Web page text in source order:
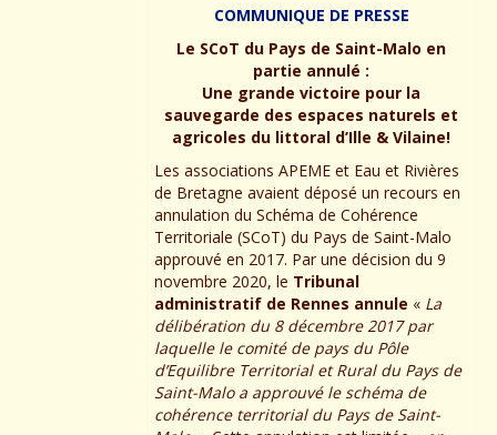
COMMUNIQUE DE PRESSE
Le SCoT du Pays de Saint-Malo en
partie annulé :
Une grande victoire pour la
sauvegarde des espaces naturels et
agricoles du littoral d’Ille & Vilaine!
Les associations APEME et Eau et Rivières
de Bretagne avaient déposé un recours en
annulation du Schéma de Cohérence
Territoriale (SCoT) du Pays de Saint-Malo
approuvé en 2017. Par une décision du 9
novembre 2020, le Tribunal
administratif de Rennes annule « La
délibération du 8 décembre 2017 par
laquelle le comité de pays du Pôle
d’Equilibre Territorial et Rural du Pays de
Saint-Malo a approuvé le schéma de
cohérence territorial du Pays de Saint-